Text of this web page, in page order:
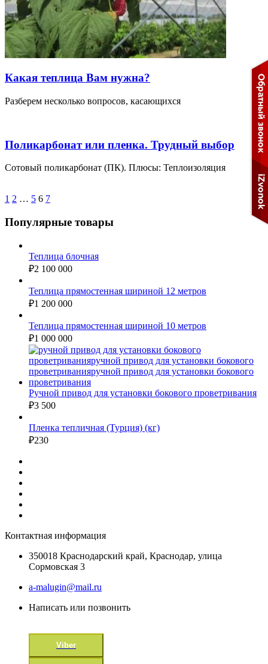
Какая теплица Вам нужна?
Разберем несколько вопросов, касающихся
Поликарбонат или пленка. Трудный выбор
Сотовый поликарбонат (ПК). Плюсы: Теплоизоляция
1 2 … 5 6 7
Популярные товары
Теплица блочная
₽2 100 000
Теплица прямостенная шириной 12 метров
₽1 200 000
Теплица прямостенная шириной 10 метров
₽1 000 000
Ручной привод для установки бокового проветривания
₽3 500
Пленка тепличная (Турция) (кг)
₽230
Контактная информация
350018 Краснодарский край, Краснодар, улица
Сормовская 3
a-malugin@mail.ru
Написать или позвонить
Viber